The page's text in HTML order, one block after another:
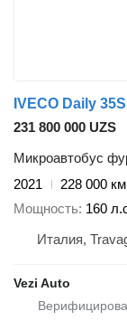
IVECO Daily
231 800 000 UZS
Микроавтобус
2021
228 000 км
Мощность 160
Италия,
Vezi Auto